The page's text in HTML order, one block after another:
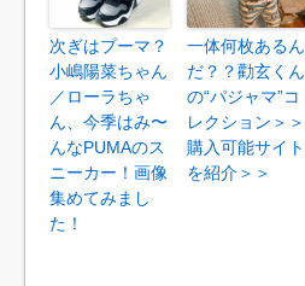
次ぎはプーマ？
小嶋陽菜ちゃん
／ローラちゃ
ん、今季はみ〜
んなPUMAのス
ニーカー！画像
集めてみまし
た！
一体何枚あるん
だ？？勸玄くん
の“パジャマ”コ
レクション＞＞
購入可能サイト
を紹介＞＞